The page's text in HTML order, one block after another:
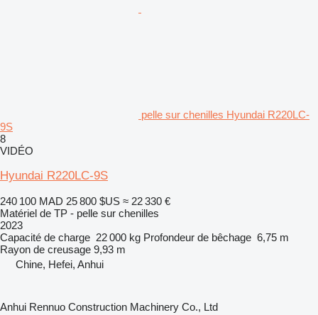
pelle sur chenilles Hyundai R220LC-
9S
8
VIDÉO
Hyundai R220LC-9S
240 100 MAD 25 800 $US ≈ 22 330 €
Matériel de TP - pelle sur chenilles
2023
Capacité de charge 22 000 kg Profondeur de bêchage 6,75 m
Rayon de creusage 9,93 m
Chine, Hefei, Anhui
Anhui Rennuo Construction Machinery Co., Ltd